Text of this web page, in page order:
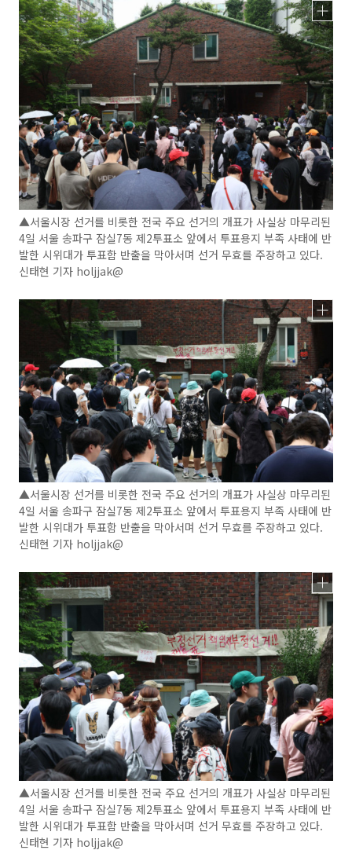
▲서울시장 선거를 비롯한 전국 주요 선거의 개표가 사실상 마무리된
4일 서울 송파구 잠실7동 제2투표소 앞에서 투표용지 부족 사태에 반
발한 시위대가 투표함 반출을 막아서며 선거 무효를 주장하고 있다.
신태현 기자 holjjak@
▲서울시장 선거를 비롯한 전국 주요 선거의 개표가 사실상 마무리된
4일 서울 송파구 잠실7동 제2투표소 앞에서 투표용지 부족 사태에 반
발한 시위대가 투표함 반출을 막아서며 선거 무효를 주장하고 있다.
신태현 기자 holjjak@
▲서울시장 선거를 비롯한 전국 주요 선거의 개표가 사실상 마무리된
4일 서울 송파구 잠실7동 제2투표소 앞에서 투표용지 부족 사태에 반
발한 시위대가 투표함 반출을 막아서며 선거 무효를 주장하고 있다.
신태현 기자 holjjak@